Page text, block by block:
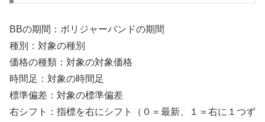
BBの期間：ボリジャーバンドの期間
種別：対象の種別
価格の種類：対象の対象価格
時間足：対象の時間足
標準偏差：対象の標準偏差
右シフト：指標を右にシフト（０＝最新、１＝右に１つず